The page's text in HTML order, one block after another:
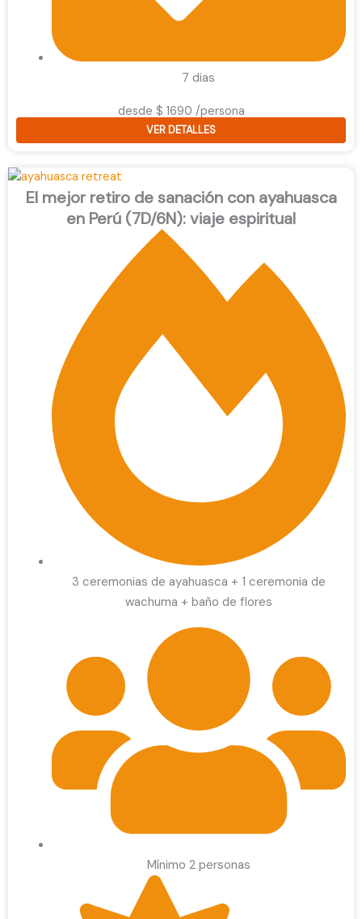
7 dias
desde $ 1690 /persona
VER DETALLES
El mejor retiro de sanación con ayahuasca
en Perú (7D/6N): viaje espiritual
3 ceremonias de ayahuasca + 1 ceremonia de
wachuma + baño de flores
Mínimo 2 personas